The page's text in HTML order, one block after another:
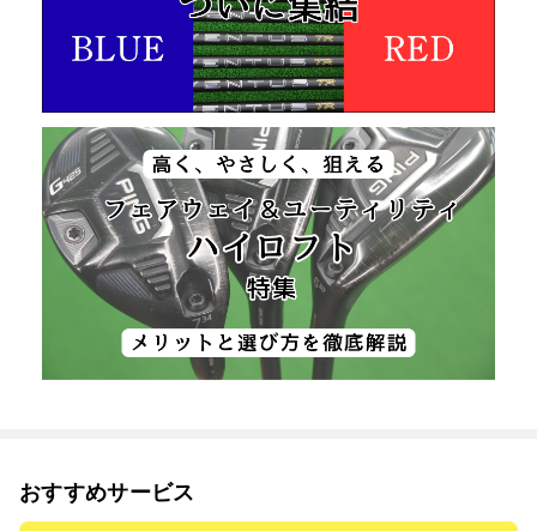
おすすめサービス